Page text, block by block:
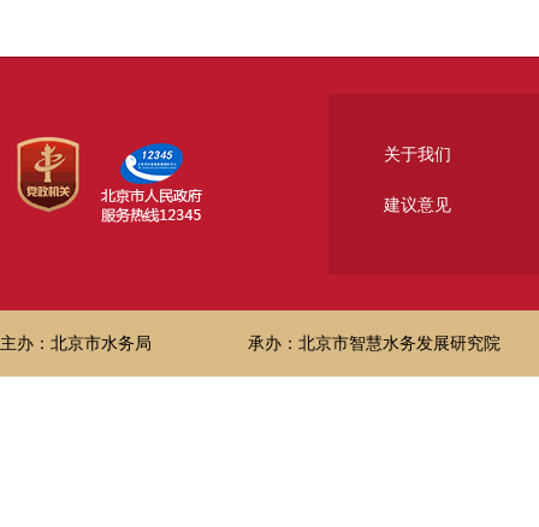
关于我们
建议意见
主办：北京市水务局 承办：北京市智慧水务发展研究院